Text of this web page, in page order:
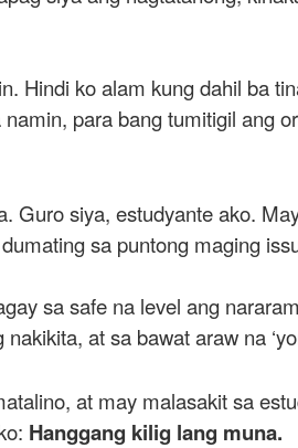
Hindi ko alam kung dahil ba
para bang tumitigil ang
Guro siya, estudyante ako.
sa puntong maging
sa safe na level ang
at sa bawat araw na
at may malasakit sa
Hanggang kilig lang muna.